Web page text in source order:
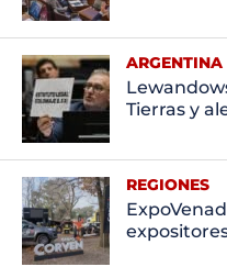
ARGENTINA
Tierras y
REGIONES